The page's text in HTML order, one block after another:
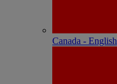
Canada - English